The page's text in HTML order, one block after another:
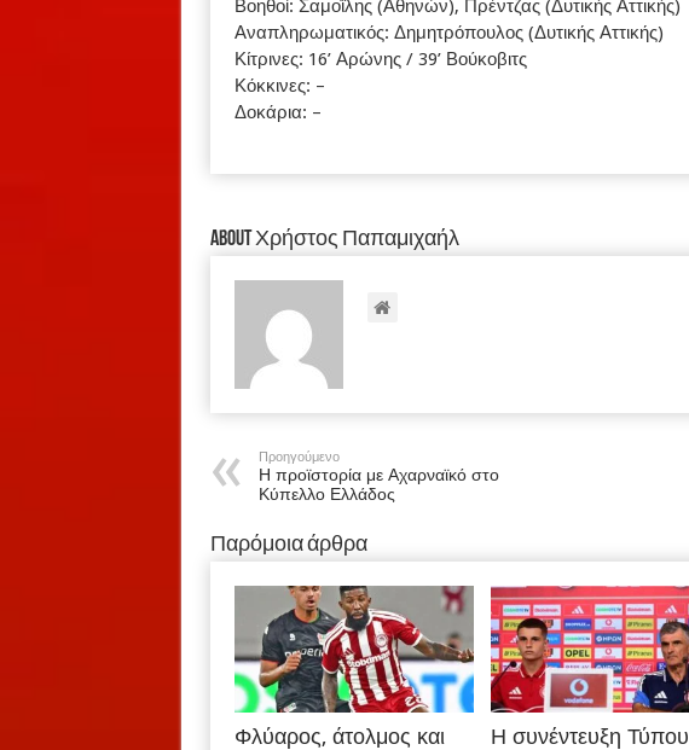
Βοηθοί: Σαμοΐλης (Αθηνών), Πρέντζας (Δυτικής Αττικής)
Αναπληρωματικός: Δημητρόπουλος (Δυτικής Αττικής)
Κίτρινες: 16’ Αρώνης / 39’ Βούκοβιτς
Κόκκινες: –
Δοκάρια: –
About Χρήστος Παπαμιχαήλ
Προηγούμενο
Η προϊστορία με Αχαρναϊκό στο
Κύπελλο Ελλάδος
Παρόμοια άρθρα
Φλύαρος, άτολμος και
Η συνέντευξη Τύπου